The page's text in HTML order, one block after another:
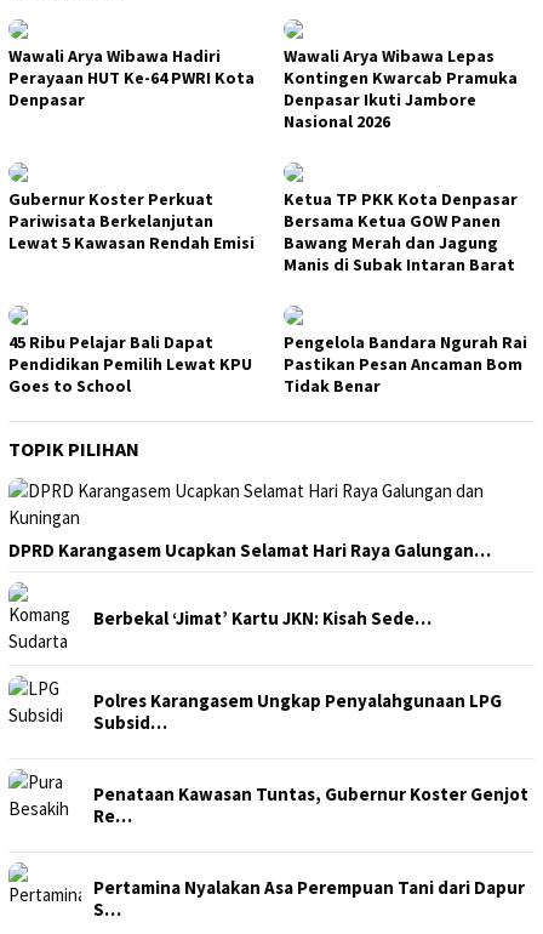
Wawali Arya Wibawa Hadiri
Perayaan HUT Ke-64 PWRI Kota
Denpasar
Wawali Arya Wibawa Lepas
Kontingen Kwarcab Pramuka
Denpasar Ikuti Jambore
Nasional 2026
Gubernur Koster Perkuat
Pariwisata Berkelanjutan
Lewat 5 Kawasan Rendah Emisi
Ketua TP PKK Kota Denpasar
Bersama Ketua GOW Panen
Bawang Merah dan Jagung
Manis di Subak Intaran Barat
45 Ribu Pelajar Bali Dapat
Pendidikan Pemilih Lewat KPU
Goes to School
Pengelola Bandara Ngurah Rai
Pastikan Pesan Ancaman Bom
Tidak Benar
TOPIK PILIHAN
DPRD Karangasem Ucapkan Selamat Hari Raya Galungan…
Berbekal ‘Jimat’ Kartu JKN: Kisah Sede…
Polres Karangasem Ungkap Penyalahgunaan LPG
Subsid…
Penataan Kawasan Tuntas, Gubernur Koster Genjot
Re…
Pertamina Nyalakan Asa Perempuan Tani dari Dapur
S…